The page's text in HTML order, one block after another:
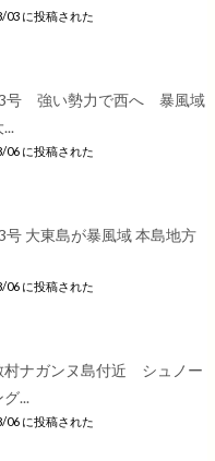
03 に投稿された
号 強い勢力で西へ 暴風域
06 に投稿された
号 大東島が暴風域 本島地方
06 に投稿された
村ナガンヌ島付近 シュノー
...
06 に投稿された